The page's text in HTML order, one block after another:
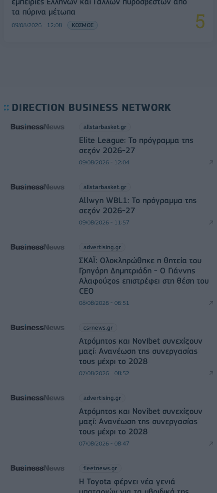
τα πύρινα μέτωπα
09/08/2026 - 12:08 ΚΟΣΜΟΣ
DIRECTION BUSINESS NETWORK
allstarbasket.gr
Elite League: Το πρόγραμμα της
σεζόν 2026-27
09/08/2026 - 12:04
allstarbasket.gr
Allwyn WBL1: Το πρόγραμμα της
σεζόν 2026-27
09/08/2026 - 11:57
advertising.gr
ΣΚΑΪ: Ολοκληρώθηκε η θητεία του
Γρηγόρη Δημητριάδη - Ο Γιάννης
Αλαφούζος επιστρέφει στη θέση του
CEO
08/08/2026 - 06:51
csrnews.gr
Ατρόμητος και Novibet συνεχίζουν
μαζί: Ανανέωση της συνεργασίας
τους μέχρι το 2028
07/08/2026 - 08:52
advertising.gr
Ατρόμητος και Novibet συνεχίζουν
μαζί: Ανανέωση της συνεργασίας
τους μέχρι το 2028
07/08/2026 - 08:47
fleetnews.gr
Η Toyota φέρνει νέα γενιά